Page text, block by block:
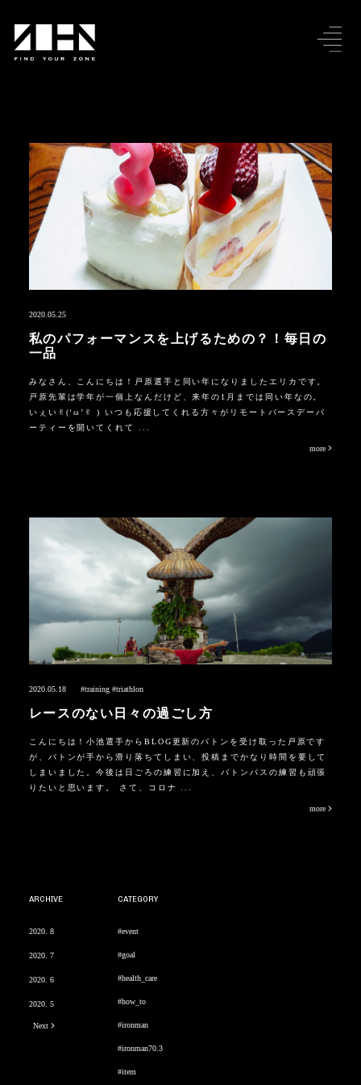
ARCHIVE
2020. 8
2020. 7
2020. 6
2020. 5
Next
CATEGORY
#event
#goal
#health_care
#how_to
#ironman
#ironman70.3
#item
2020.05.25
私のパフォーマンスを上げるための？！毎日の
一品
みなさん、こんにちは！戸原選手と同い年になりましたエリカです。
戸原先輩は学年が一個上なんだけど、来年の1月までは同い年なの。
いぇい✌︎(‘ω’✌︎ ) いつも応援してくれる方々がリモートバースデーパ
ーティーを開いてくれて ...
more
2020.05.18 #training #triathlon
レースのない日々の過ごし方
こんにちは！小池選手からBLOG更新のバトンを受け取った戸原です
が、バトンが手から滑り落ちてしまい、投稿までかなり時間を要して
しまいました。今後は日ごろの練習に加え、バトンパスの練習も頑張
りたいと思います。 さて、コロナ ...
more